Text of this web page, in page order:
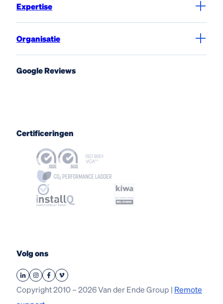
Expertise
Organisatie
Google Reviews
Certificeringen
Volg ons
Copyright 2010 – 2026 Van der Ende Group | Remote